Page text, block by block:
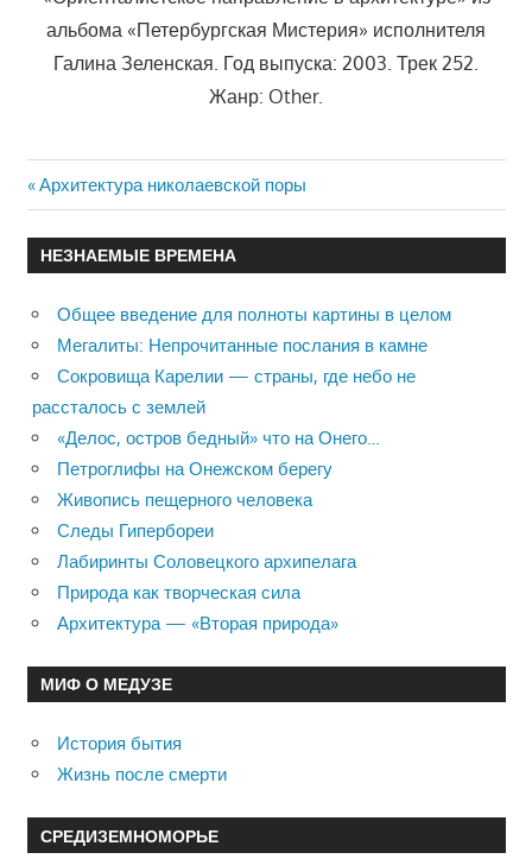
альбома «Петербургская Мистерия» исполнителя
Галина Зеленская. Год выпуска: 2003. Трек 252.
Жанр: Other.
Навигация
по
записям
Previous
Post:
Архитектура николаевской поры
НЕЗНАЕМЫЕ ВРЕМЕНА
Общее введение для полноты картины в целом
Мегалиты: Непрочитанные послания в камне
Сокровища Карелии — страны, где небо не
рассталось с землей
«Делос, остров бедный» что на Онего…
Петроглифы на Онежском берегу
Живопись пещерного человека
Следы Гипербореи
Лабиринты Соловецкого архипелага
Природа как творческая сила
Архитектура — «Вторая природа»
МИФ О МЕДУЗЕ
История бытия
Жизнь после смерти
СРЕДИЗЕМНОМОРЬЕ